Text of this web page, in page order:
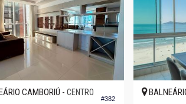
#382
CAMBORIÚ - CENTRO